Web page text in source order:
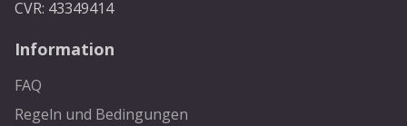
CVR: 43349414
Information
FAQ
Regeln und Bedingungen